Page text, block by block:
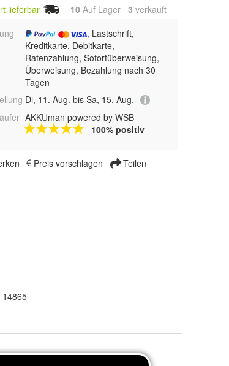
lieferbar 10 Auf Lager 3 verkauft
, Lastschrift,
Kreditkarte, Debitkarte,
Ratenzahlung, Sofortüberweisung,
Überweisung, Bezahlung nach 30
Tagen
Di, 11. Aug. bis Sa, 15. Aug.
AKKUman powered by WSB
100% positiv
Preis vorschlagen Teilen
14865